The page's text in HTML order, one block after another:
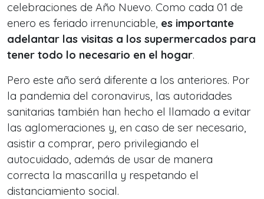
celebraciones de Año Nuevo. Como cada 01 de
enero es feriado irrenunciable, es importante
adelantar las visitas a los supermercados para
tener todo lo necesario en el hogar.
Pero este año será diferente a los anteriores. Por
la pandemia del coronavirus, las autoridades
sanitarias también han hecho el llamado a evitar
las aglomeraciones y, en caso de ser necesario,
asistir a comprar, pero privilegiando el
autocuidado, además de usar de manera
correcta la mascarilla y respetando el
distanciamiento social.